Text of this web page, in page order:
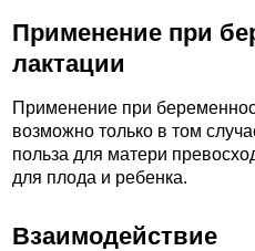
Применение при
лактации
Применение при
возможно только в том
польза для матери
для плода и ребенка.
Взаимодействие